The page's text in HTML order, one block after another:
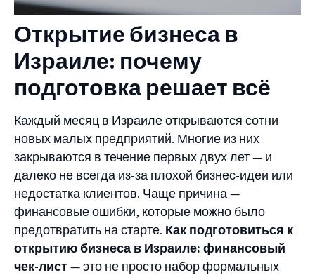
Открытие бизнеса в
Израиле: почему
подготовка решает всё
Каждый месяц в Израиле открываются сотни
новых малых предприятий. Многие из них
закрываются в течение первых двух лет — и
далеко не всегда из-за плохой бизнес-идеи или
недостатка клиентов. Чаще причина —
финансовые ошибки, которые можно было
предотвратить на старте. Как подготовиться к
открытию бизнеса в Израиле: финансовый
чек-лист— это не просто набор формальных